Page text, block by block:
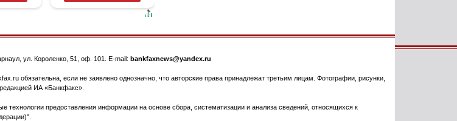
ул. Короленко, 51, оф. 101 . E-mail: bankfaxnews@yandex.ru
обязательна, если не заявлено однозначно, что авторские права принадлежат третьим лицам. Фотографии, рисунки,
ИА «Банкфакс».
предоставления информации на основе сбора, систематизации и анализа сведений, относящихся к